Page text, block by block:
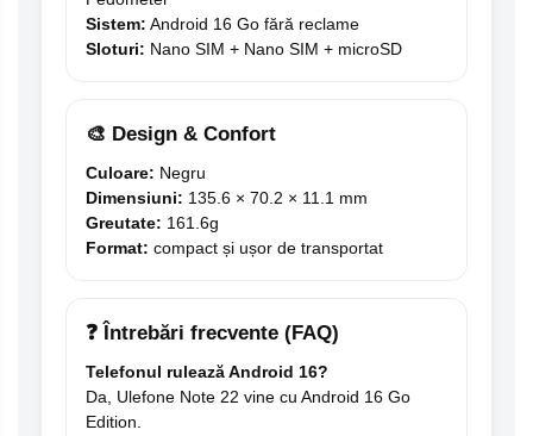
Sistem: Android 16 Go fără reclame
Sloturi: Nano SIM + Nano SIM + microSD
🎨 Design & Confort
Culoare: Negru
Dimensiuni: 135.6 × 70.2 × 11.1 mm
Greutate: 161.6g
Format: compact și ușor de transportat
❓ Întrebări frecvente (FAQ)
Telefonul rulează Android 16?
Da, Ulefone Note 22 vine cu Android 16 Go
Edition.